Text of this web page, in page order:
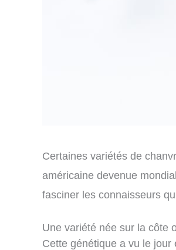
Certaines variétés de
américaine devenue
fasciner les connaisseurs
Une variété née sur la côte
Cette génétique a vu le jour